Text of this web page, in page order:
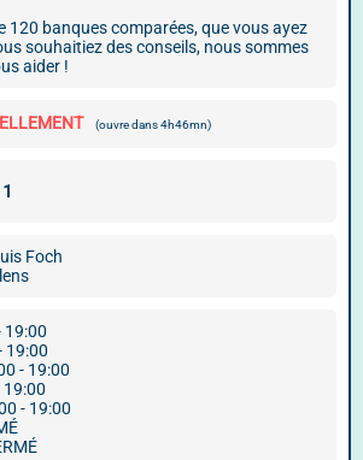
120 banques comparées, que vous ayez
souhaitiez des conseils, nous sommes
aider !
(ouvre dans 4h46mn)
Foch
19:00
19:00
- 19:00
19:00
- 19:00